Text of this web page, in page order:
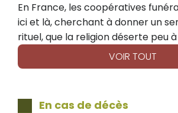
En France, les coopératives
ici et là, cherchant à donner un
rituel, que la religion déserte peu à
objectif : proposer des obsèques
écologiques, à des prix justes et
VOIR TOUT
En cas de décès